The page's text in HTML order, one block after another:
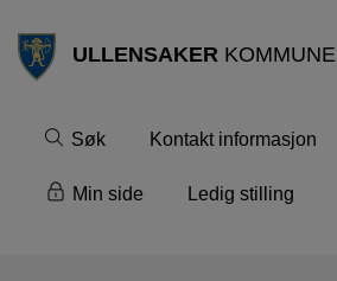
ULLENSAKERKOMMUNE
Søk Kontakt informasjon
Min side Ledig stilling